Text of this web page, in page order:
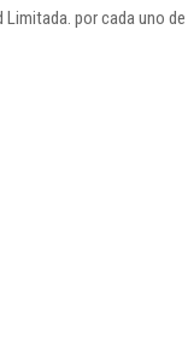
por cada uno